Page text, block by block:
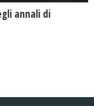
annali di